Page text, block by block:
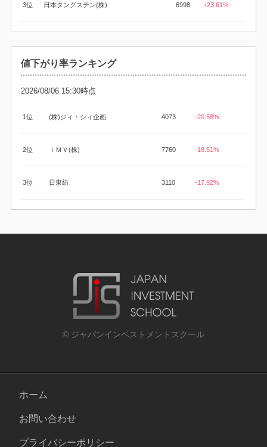
3位 日本タングステン(株) 6998 +23.61%
値下がり率ランキング
2026/08/06 15:30時点
1位 (株)ジィ・シィ企画 4073 -20.58%
2位 ＩＭＶ(株) 7760 -18.51%
3位 日東紡 3110 -17.92%
© ジャパンインベストメントスクール
ホーム
お問い合わせ
プライバシーポリシー